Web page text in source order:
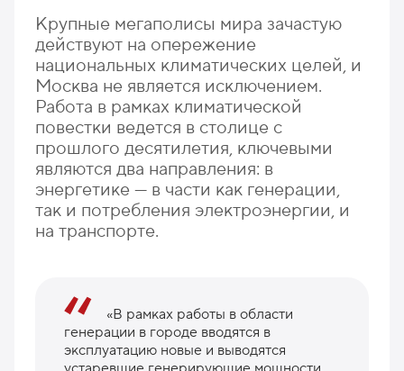
Крупные мегаполисы мира зачастую
действуют на опережение
национальных климатических целей, и
Москва не является исключением.
Работа в рамках климатической
повестки ведется в столице с
прошлого десятилетия, ключевыми
являются два направления: в
энергетике — в части как генерации,
так и потребления электроэнергии, и
на транспорте.
«В рамках работы в области
генерации в городе вводятся в
эксплуатацию новые и выводятся